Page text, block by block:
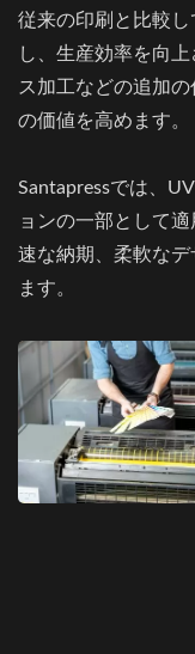
従来の印刷と比較
し、生産効率を向
ス加工などの追加
の価値を高めます。
Santapressでは、
ョンの一部として
速な納期、柔軟な
ます。